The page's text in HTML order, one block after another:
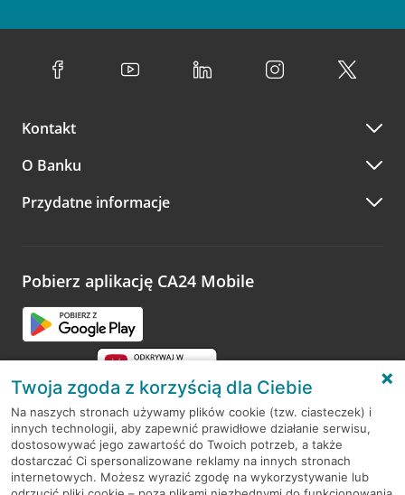
Kontakt
O Banku
Przydatne informacje
Pobierz aplikację CA24 Mobile
RODO
Regulamin serwisu
Twoja zgoda z korzyścią dla Ciebie
Na naszych stronach używamy plików cookie (tzw. ciasteczek) i
innych technologii, aby zapewnić prawidłowe działanie serwisu,
dostosowywać jego zawartość do Twoich potrzeb, a także
dostarczać Ci spersonalizowane reklamy na innych stronach
internetowych. Możesz wyrazić zgodę na wykorzystywanie lub